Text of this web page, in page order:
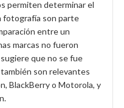
permiten determinar el
fotografía son parte
entre un
marcas no fueron
que no se fue
son relevantes
BlackBerry o Motorola, y